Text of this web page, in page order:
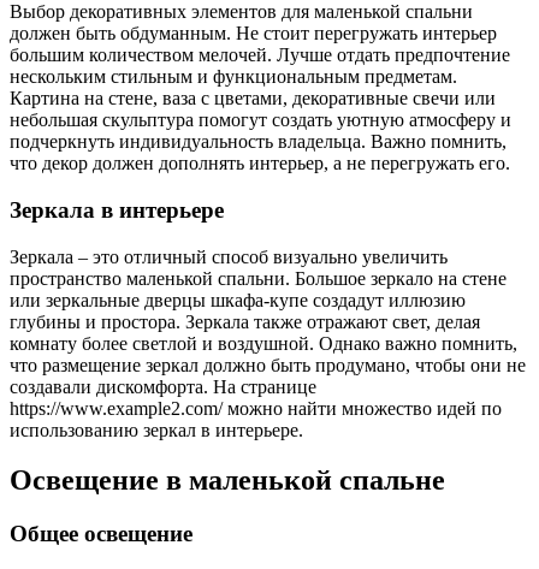
Выбор декоративных элементов для маленькой спальни
должен быть обдуманным. Не стоит перегружать интерьер
большим количеством мелочей. Лучше отдать предпочтение
нескольким стильным и функциональным предметам.
Картина на стене, ваза с цветами, декоративные свечи или
небольшая скульптура помогут создать уютную атмосферу и
подчеркнуть индивидуальность владельца. Важно помнить,
что декор должен дополнять интерьер, а не перегружать его.
Зеркала в интерьере
Зеркала – это отличный способ визуально увеличить
пространство маленькой спальни. Большое зеркало на стене
или зеркальные дверцы шкафа-купе создадут иллюзию
глубины и простора. Зеркала также отражают свет, делая
комнату более светлой и воздушной. Однако важно помнить,
что размещение зеркал должно быть продумано, чтобы они не
создавали дискомфорта. На странице
https://www.example2.com/ можно найти множество идей по
использованию зеркал в интерьере.
Освещение в маленькой спальне
Общее освещение